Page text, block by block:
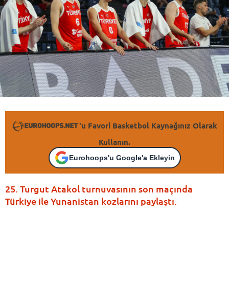
'u Favori Basketbol Kaynağınız Olarak
Kullanın.
Eurohoops'u Google'a Ekleyin
25. Turgut Atakol turnuvasının son maçında
Türkiye ile Yunanistan kozlarını paylaştı.